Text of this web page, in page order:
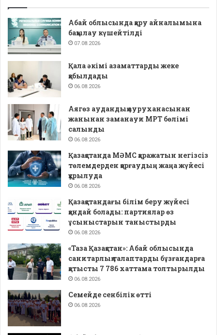
Абай облысында қару айналымына
бақылау күшейтілді
07.08.2026
Қала әкімі азаматтарды жеке
қабылдады
06.08.2026
Аягөз аудандық ауруханасынан
жанынан заманауи МРТ бөлімі
салынды
06.08.2026
Қазақстанда МӘМС қаражатын негізсіз
төлемдерден қорғаудың жаңа жүйесі
құрылуда
06.08.2026
Қазақстандағы білім беру жүйесі
қандай болады: партиялар өз
ұсыныстарын таныстырды
06.08.2026
«Таза Қазақстан»: Абай облысында
санитарлық талаптарды бұзғандарға
қатысты 7 786 хаттама толтырылды
06.08.2026
Семейде сенбілік өтті
06.08.2026